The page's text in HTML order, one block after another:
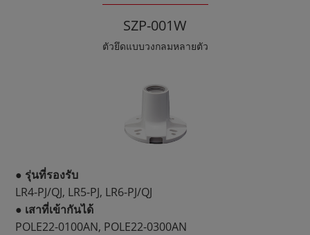
SZP-001W
ตัวยึดแบบวงกลมหลายตัว
● รุ่นที่รองรับ
LR4-PJ/QJ, LR5-PJ, LR6-PJ/QJ
● เสาที่เข้ากันได้
POLE22-0100AN, POLE22-0300AN